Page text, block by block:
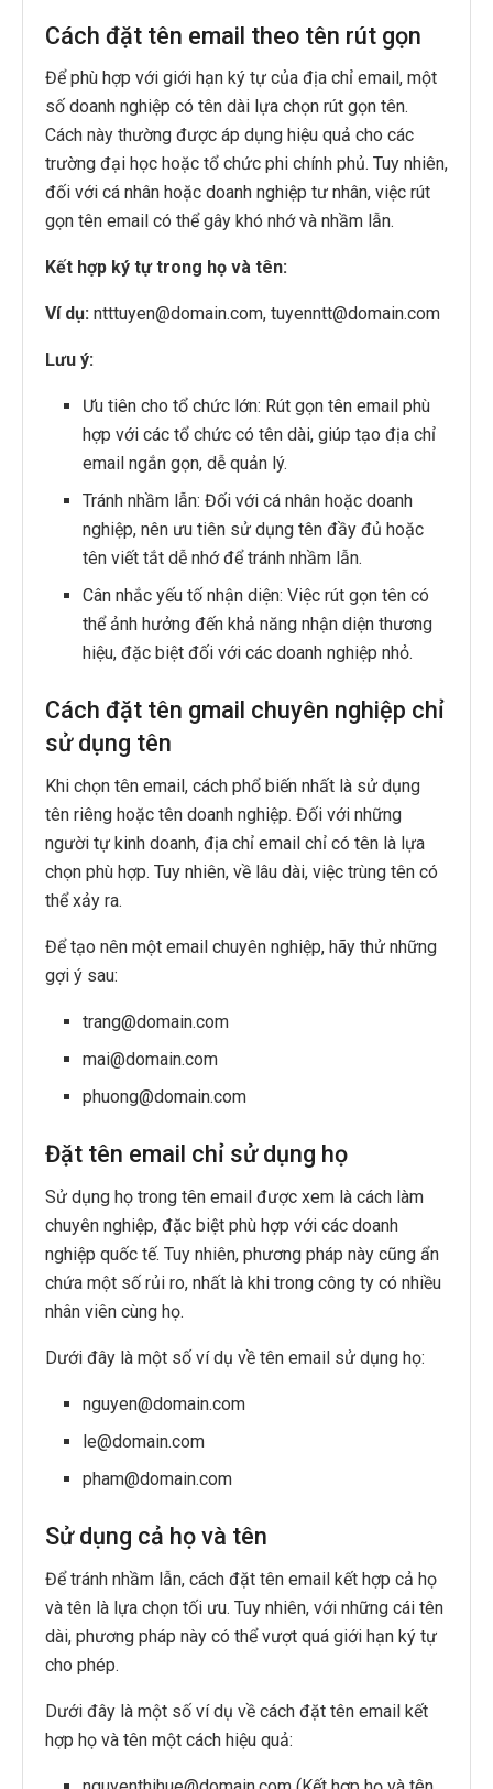
Cách đặt tên email theo tên rút gọn
Để phù hợp với giới hạn ký tự của địa chỉ email, một
số doanh nghiệp có tên dài lựa chọn rút gọn tên.
Cách này thường được áp dụng hiệu quả cho các
trường đại học hoặc tổ chức phi chính phủ. Tuy nhiên,
đối với cá nhân hoặc doanh nghiệp tư nhân, việc rút
gọn tên email có thể gây khó nhớ và nhầm lẫn.
Kết hợp ký tự trong họ và tên:
Ví dụ: ntttuyen@domain.com, tuyenntt@domain.com
Lưu ý:
Ưu tiên cho tổ chức lớn: Rút gọn tên email phù
hợp với các tổ chức có tên dài, giúp tạo địa chỉ
email ngắn gọn, dễ quản lý.
Tránh nhầm lẫn: Đối với cá nhân hoặc doanh
nghiệp, nên ưu tiên sử dụng tên đầy đủ hoặc
tên viết tắt dễ nhớ để tránh nhầm lẫn.
Cân nhắc yếu tố nhận diện: Việc rút gọn tên có
thể ảnh hưởng đến khả năng nhận diện thương
hiệu, đặc biệt đối với các doanh nghiệp nhỏ.
Cách đặt tên gmail chuyên nghiệp chỉ
sử dụng tên
Khi chọn tên email, cách phổ biến nhất là sử dụng
tên riêng hoặc tên doanh nghiệp. Đối với những
người tự kinh doanh, địa chỉ email chỉ có tên là lựa
chọn phù hợp. Tuy nhiên, về lâu dài, việc trùng tên có
thể xảy ra.
Để tạo nên một email chuyên nghiệp, hãy thử những
gợi ý sau:
trang@domain.com
mai@domain.com
phuong@domain.com
Đặt tên email chỉ sử dụng họ
Sử dụng họ trong tên email được xem là cách làm
chuyên nghiệp, đặc biệt phù hợp với các doanh
nghiệp quốc tế. Tuy nhiên, phương pháp này cũng ẩn
chứa một số rủi ro, nhất là khi trong công ty có nhiều
nhân viên cùng họ.
Dưới đây là một số ví dụ về tên email sử dụng họ:
nguyen@domain.com
le@domain.com
pham@domain.com
Sử dụng cả họ và tên
Để tránh nhầm lẫn, cách đặt tên email kết hợp cả họ
và tên là lựa chọn tối ưu. Tuy nhiên, với những cái tên
dài, phương pháp này có thể vượt quá giới hạn ký tự
cho phép.
Dưới đây là một số ví dụ về cách đặt tên email kết
hợp họ và tên một cách hiệu quả: